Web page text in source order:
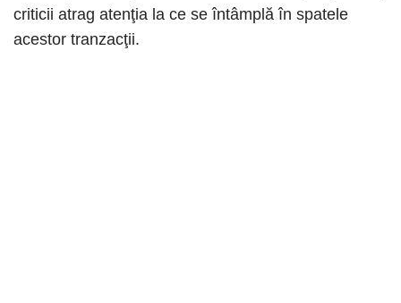
criticii atrag atenţia la ce se întâmplă în spatele
acestor tranzacţii.